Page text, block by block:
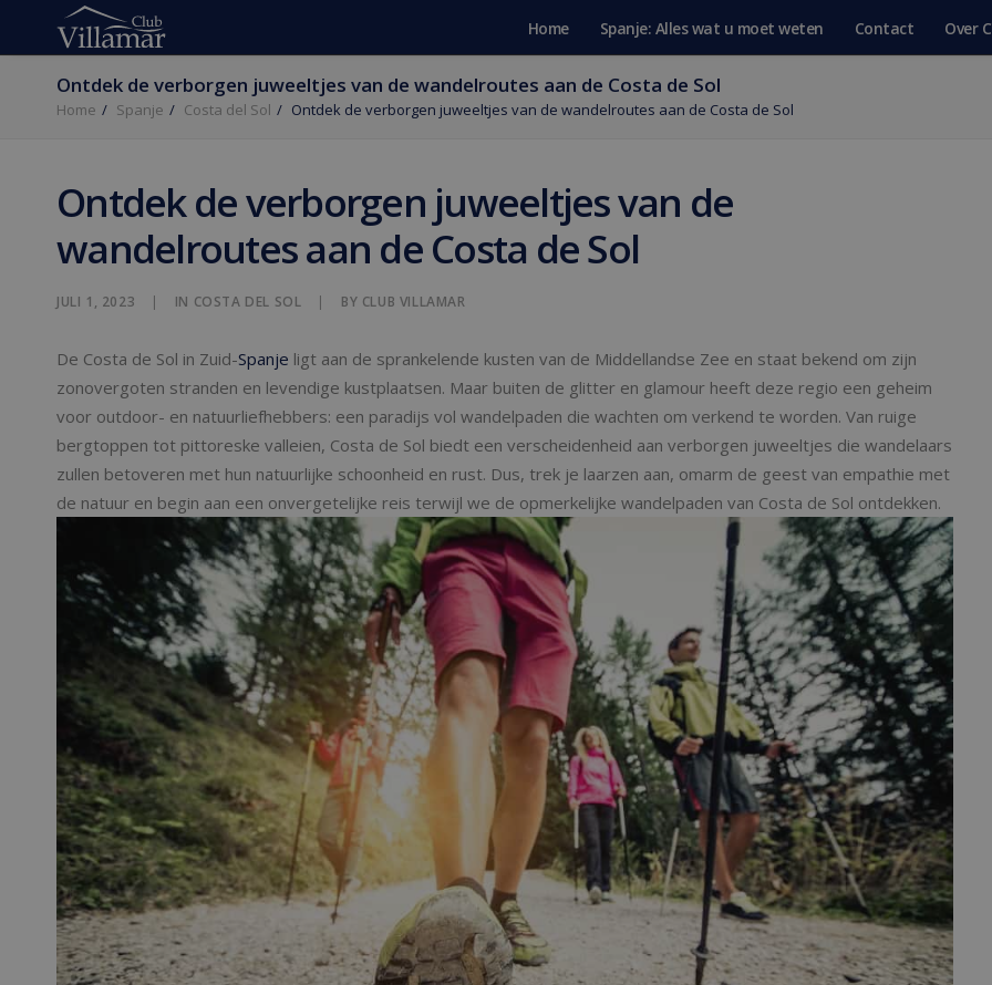
Home Spanje: Alles wat u moet weten Contact Over
Ontdek de verborgen juweeltjes van de wandelroutes aan de Costa de Sol
Home Spanje Costa del Sol Ontdek de verborgen juweeltjes van de wandelroutes aan de Costa de Sol
Ontdek de verborgen juweeltjes van de
wandelroutes aan de Costa de Sol
JULI 1, 2023 | IN COSTA DEL SOL | BY CLUB VILLAMAR
De Costa de Sol in Zuid-Spanje ligt aan de sprankelende kusten van de Middellandse Zee en staat bekend om zijn
zonovergoten stranden en levendige kustplaatsen. Maar buiten de glitter en glamour heeft deze regio een geheim
voor outdoor- en natuurliefhebbers: een paradijs vol wandelpaden die wachten om verkend te worden. Van ruige
bergtoppen tot pittoreske valleien, Costa de Sol biedt een verscheidenheid aan verborgen juweeltjes die wandelaars
zullen betoveren met hun natuurlijke schoonheid en rust. Dus, trek je laarzen aan, omarm de geest van empathie met
de natuur en begin aan een onvergetelijke reis terwijl we de opmerkelijke wandelpaden van Costa de Sol ontdekken.